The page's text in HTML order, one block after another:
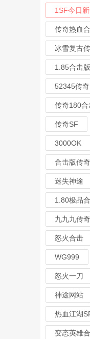
1SF今日
传奇热血
冰雪复古
1.85合击
52345传奇
传奇180合
传奇SF
3000OK
合击版传奇
迷失神途
1.80极品
九九九传奇
怒火合击
WG999
怒火一刀
神途网站
热血江湖
变态英雄